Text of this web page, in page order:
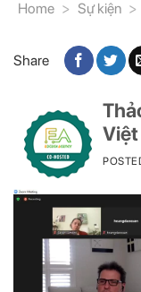
Home > Sự kiện >
Share
Việt